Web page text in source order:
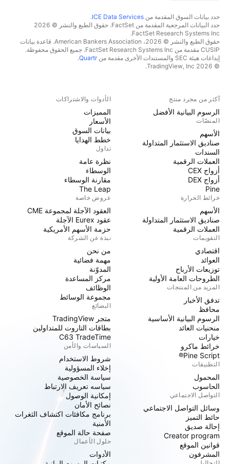
حدد بيانات السوق المقدمة من ICE Data Services
.
حدد البيانات المرجعية المقدمة من FactSet. حقوق الطبع والنشر © 2026
FactSet Research Systems Inc.
حقوق الطبع والنشر © 2026، American Bankers Association. قاعدة بيانات
CUSIP مقدمة من FactSet Research Systems Inc. جميع الحقوق محفوظة.
إيداعات هيئة SEC والمستندات الأخرى مقدمة من
Quartr
.
© 2026 TradingView, Inc.
أكثر من مجرد منتج
الرسوم البيانية الأفضل
المنصّات
الأسهم
صناديق الاستثمار المتداولة
السندات
العملات الرقمية
أزواج CEX
أزواج DEX
Pine
خرائط الحرارة
الأسهم
صناديق الاستثمار المتداولة
العملات الرقمية
التقويمات
اقتصادي
العوائد
توزيعات الأرباح
الطروحات العامة الأولية
المزيد من المنتجات
تدفق الأخبار
محافظ
الرسوم البيانية الأساسية
منحنيات العائد
خيارات
خرائط ماكرو
Pine Script®
التطبيقات
المحمول
الحاسوب
التواصل الاجتماعي
وسائل التواصل الاجتماعي
حائط التميز
إحالة صديق
Creator program
قوانين الموقع
المشرفون
الأدوات والاشتراكات
المميزات
الأسعار
بيانات السوق
خطط الهدايا
تداول
نظرة عامة
الوسطاء
مقارنة الوسطاء
The Leap
عروض خاصة
العقود الآجلة لمجموعة CME
عقود Eurex الآجلة
حزمة الأسهم الأمريكية
نبذة عن الشركة
من نحن
مهمة فضائية
المدوّنة
مركز المساعدة
الوظائف
مجموعة الوسائط
البضائع
متجر TradingView
بطاقات التاروت للمتداولين
C63 TradeTime
السياسات والأمن
شروط الاستخدام
إخلاء المسؤولية
سياسة الخصوصية
سياسه تعريف الارتباط
إمكانية الوصول
نصائح الأمان
برنامج مكافئات اكتشاف الثغرات
الأمنية
صفحة حالة الموقع
حلول الأعمال
الأدوات